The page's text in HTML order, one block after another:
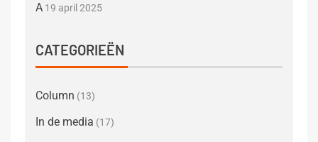
A 19 april 2025
CATEGORIEËN
Column (13)
In de media (17)